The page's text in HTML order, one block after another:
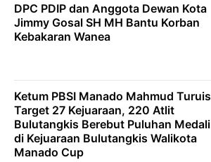
DPC PDIP dan Anggota Dewan Kota
Jimmy Gosal SH MH Bantu Korban
Kebakaran Wanea
Ketum PBSI Manado Mahmud Turuis
Target 27 Kejuaraan, 220 Atlit
Bulutangkis Berebut Puluhan Medali
di Kejuaraan Bulutangkis Walikota
Manado Cup